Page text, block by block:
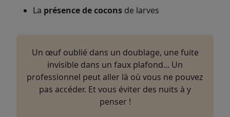
La présence de cocons de larves
Un œuf oublié dans un doublage, une fuite
invisible dans un faux plafond... Un
professionnel peut aller là où vous ne pouvez
pas accéder. Et vous éviter des nuits à y
penser !